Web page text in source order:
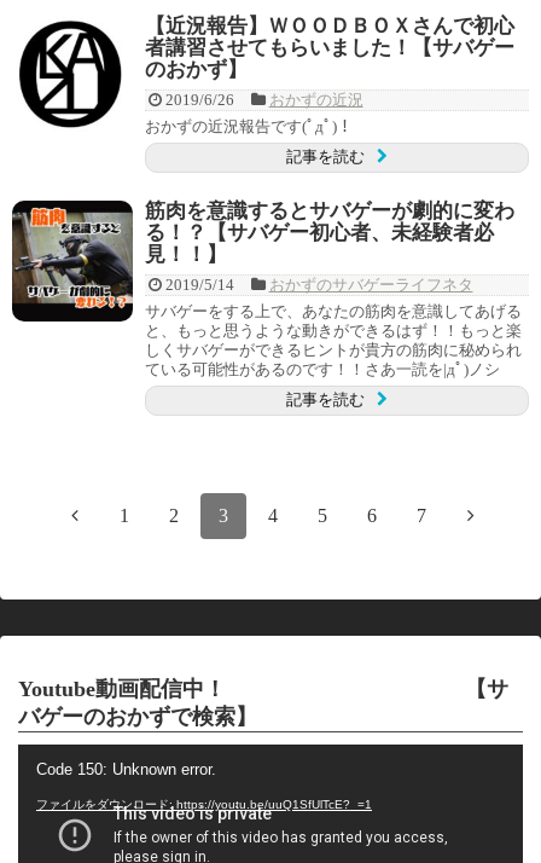
【近況報告】ＷＯＯＤＢＯＸさんで初心
者講習させてもらいました！【サバゲー
のおかず】
2019/6/26
おかずの近況
おかずの近況報告です(ﾟдﾟ)！
記事を読む
筋肉を意識するとサバゲーが劇的に変わ
る！？【サバゲー初心者、未経験者必
見！！】
2019/5/14
おかずのサバゲーライフネタ
サバゲーをする上で、あなたの筋肉を意識してあげる
と、もっと思うような動きができるはず！！もっと楽
しくサバゲーができるヒントが貴方の筋肉に秘められ
ている可能性があるのです！！さあ一読を|дﾟ)ノシ
記事を読む
1 2 3 4 5 6 7
Youtube動画配信中！ 【サ
バゲーのおかずで検索】
Code 150: Unknown error.
ファイルをダウンロード: https://youtu.be/uuQ1SfUlTcE?_=1